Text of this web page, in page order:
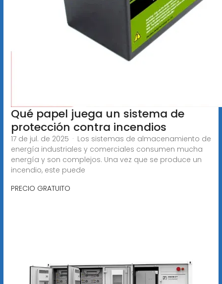
Qué papel juega un sistema de
protección contra incendios
17 de jul. de 2025 · Los sistemas de almacenamiento de
energía industriales y comerciales consumen mucha
energía y son complejos. Una vez que se produce un
incendio, este puede
PRECIO GRATUITO